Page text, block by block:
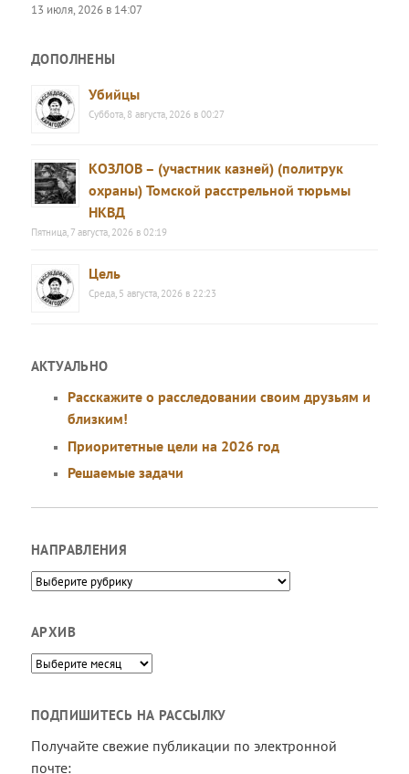
13 июля, 2026 в 14:07
ДОПОЛНЕНЫ
Убийцы
Суббота, 8 августа, 2026 в 00:27
КОЗЛОВ – (участник казней) (политрук
охраны) Томской расстрельной тюрьмы
НКВД
Пятница, 7 августа, 2026 в 02:19
Цель
Среда, 5 августа, 2026 в 22:23
АКТУАЛЬНО
Расскажите о расследовании своим друзьям и
близким!
Приоритетные цели на 2026 год
Решаемые задачи
НАПРАВЛЕНИЯ
Направления
АРХИВ
Архив
ПОДПИШИТЕСЬ НА РАССЫЛКУ
Получайте свежие публикации по электронной
почте: